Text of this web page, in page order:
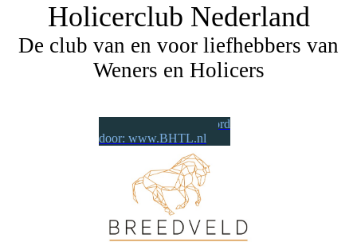
Holicerclub Nederland
De club van en voor liefhebbers van
Weners en Holicers
Wij worden gesponsord
door: www.BHTL.nl